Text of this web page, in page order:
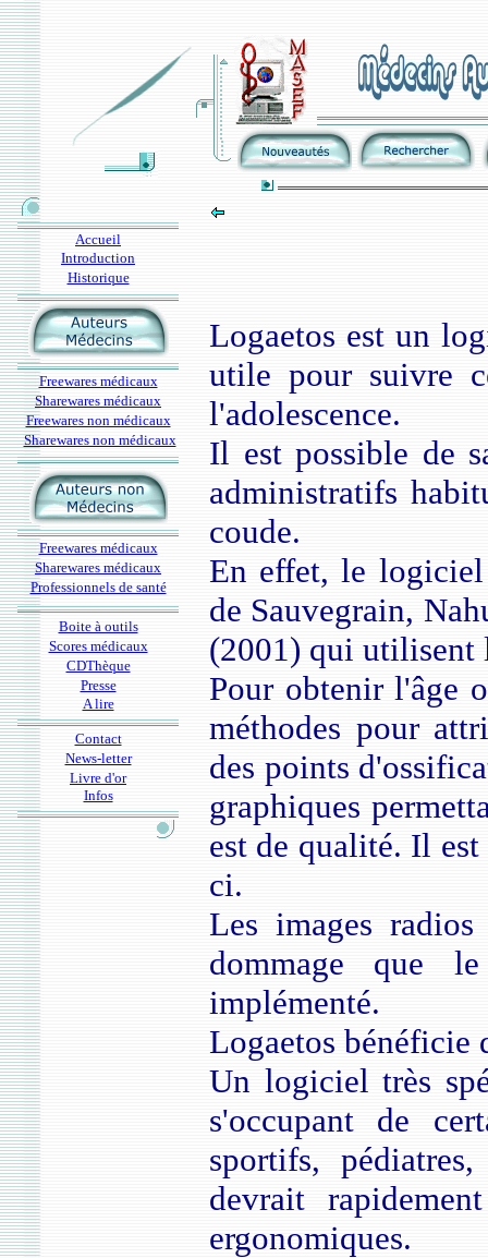
Accueil
Introduction
Historique
Freewares médicaux
Sharewares médicaux
Freewares non médicaux
Sharewares non médicaux
Freewares médicaux
Sharewares médicaux
Professionnels de santé
Boite à outils
Scores médicaux
CDThèque
Presse
A lire
Contact
News-letter
Livre d'or
Infos
Logaetos est un
utile pour suivre
l'adolescence.
Il est possible de
administratifs
coude.
En effet, le logiciel
de Sauvegrain,
(2001) qui utilisent
Pour obtenir l'âge
méthodes pour
des points
graphiques
est de qualité. Il
ci.
Les images
dommage que
implémenté.
Logaetos bénéficie
Un logiciel très
s'occupant de
sportifs,
devrait
ergonomiques.